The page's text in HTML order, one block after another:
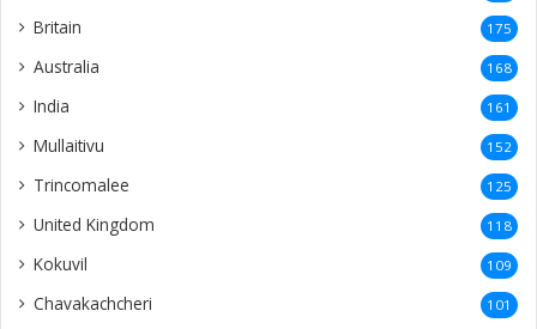
Britain 175
Australia 168
India 161
Mullaitivu 152
Trincomalee 125
United Kingdom 118
Kokuvil 109
Chavakachcheri 101